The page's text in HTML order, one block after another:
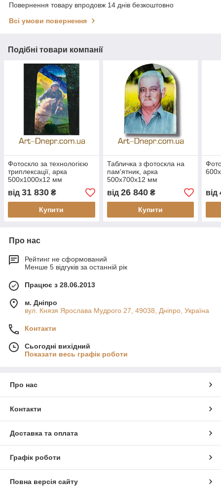
Повернення товару впродовж 14 днів безкоштовно
Всі умови повернення
Подібні товари компанії
Фотоскло за технологією
триплексації, арка
500х1000х12 мм
від 31 830 ₴
Купити
Табличка з фотоскла на
пам'ятник, арка
500х700х12 мм
від 26 840₴
Купити
від
Про нас
Рейтинг не сформований
Менше 5 відгуків за останній рік
Працює з 28.06.2013
м. Дніпро
вул. Князя Ярослава Мудрого 27, 49038, Дніпро, Україна
Контакти
Сьогодні вихідний
Показати весь графік роботи
Про нас
Контакти
Доставка та оплата
Графік роботи
Повна версія сайту